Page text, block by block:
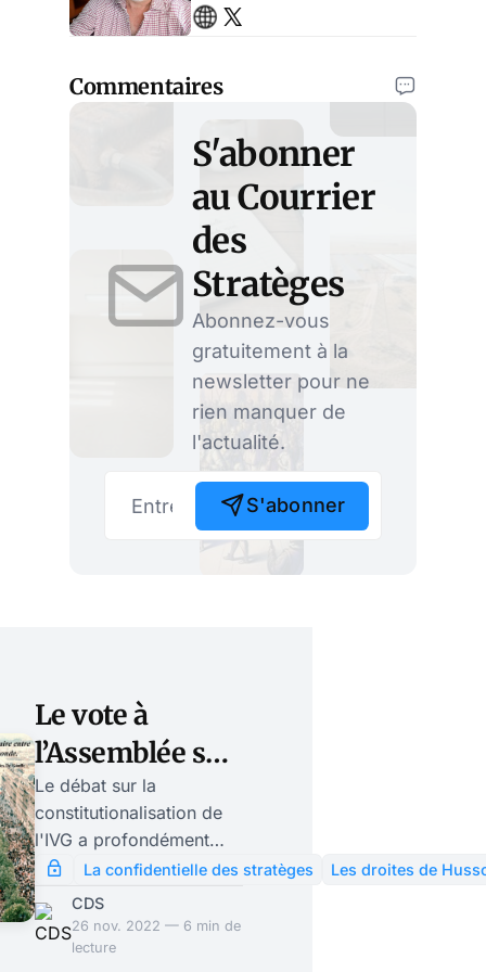
l'ENA, ancien administrateur
Commentaires
S'abonner
au Courrier
des
Stratèges
Abonnez-vous
gratuitement à la
newsletter pour ne
rien manquer de
l'actualité.
S'abonner
Le vote à
l’Assemblée sur
la
constitutionalisation
de l’IVG a divisé
les partis de
droite
Le débat sur la
constitutionalisation de
l'IVG a profondément
divisé les partis de
droite, Rassemblement
National et Républicains
à l'Assemblée. Emmanuel
La confidentielle des stratèges
Les droites de
CDS
26 nov. 2022 — 6 min de
lecture